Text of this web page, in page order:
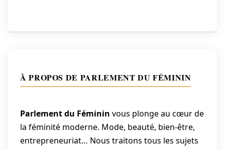
À PROPOS DE PARLEMENT DU FÉMININ
Parlement du Féminin vous plonge au cœur de
la féminité moderne. Mode, beauté, bien-être,
entrepreneuriat… Nous traitons tous les sujets